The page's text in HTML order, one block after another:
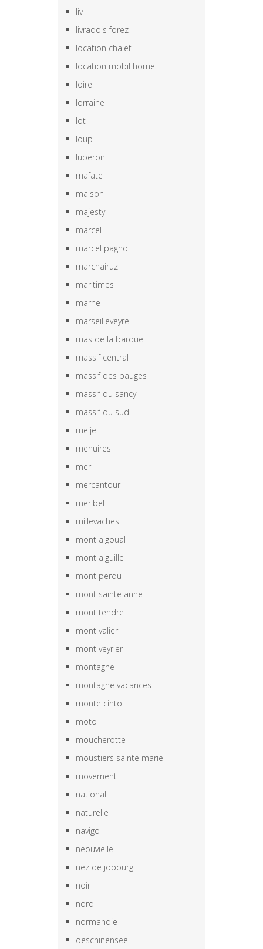
liv
livradois forez
location chalet
location mobil home
loire
lorraine
lot
loup
luberon
mafate
maison
majesty
marcel
marcel pagnol
marchairuz
maritimes
marne
marseilleveyre
mas de la barque
massif central
massif des bauges
massif du sancy
massif du sud
meije
menuires
mer
mercantour
meribel
millevaches
mont aigoual
mont aiguille
mont perdu
mont sainte anne
mont tendre
mont valier
mont veyrier
montagne
montagne vacances
monte cinto
moto
moucherotte
moustiers sainte marie
movement
national
naturelle
navigo
neouvielle
nez de jobourg
noir
nord
normandie
oeschinensee